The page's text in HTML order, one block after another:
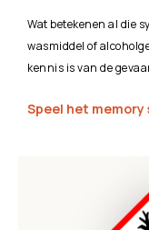
Wat betekenen al die
wasmiddel of
kennis is van de
Speel het memory